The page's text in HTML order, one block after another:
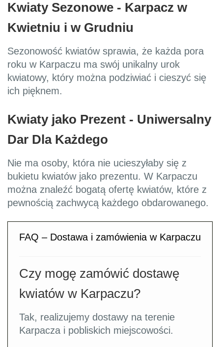
Kwiaty Sezonowe - Karpacz w
Kwietniu i w Grudniu
Sezonowość kwiatów sprawia, że każda pora
roku w Karpaczu ma swój unikalny urok
kwiatowy, który można podziwiać i cieszyć się
ich pięknem.
Kwiaty jako Prezent - Uniwersalny
Dar Dla Każdego
Nie ma osoby, która nie ucieszyłaby się z
bukietu kwiatów jako prezentu. W Karpaczu
można znaleźć bogatą ofertę kwiatów, które z
pewnością zachwycą każdego obdarowanego.
FAQ – Dostawa i zamówienia w Karpaczu
Czy mogę zamówić dostawę
kwiatów w Karpaczu?
Tak, realizujemy dostawy na terenie
Karpacza i pobliskich miejscowości.